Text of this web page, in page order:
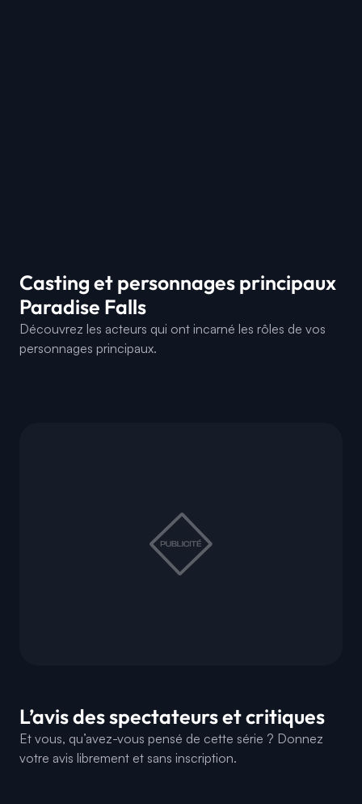
Casting et personnages principaux
Paradise Falls
Découvrez les acteurs qui ont incarné les rôles de vos
personnages principaux.
L’avis des spectateurs et critiques
Et vous, qu’avez-vous pensé de cette série ? Donnez
votre avis librement et sans inscription.